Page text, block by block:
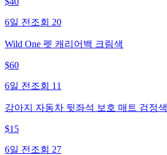
6일 전 조회 20
Wild One 펫 캐리어백 크림색
$60
6일 전 조회 11
강아지 자동차 뒷좌석 보호 매트 검정색
$15
6일 전 조회 27